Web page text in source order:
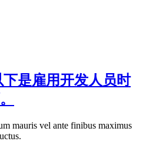
是雇用开发人员时
mauris vel ante finibus maximus